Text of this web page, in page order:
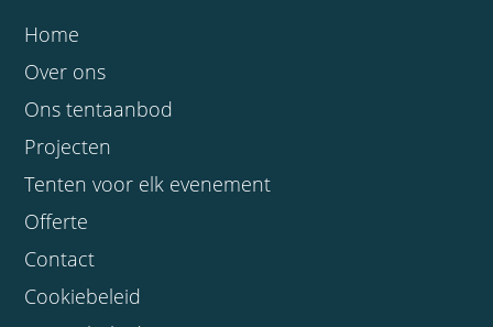
Home
Over ons
Ons tentaanbod
Projecten
Tenten voor elk evenement
Offerte
Contact
Cookiebeleid